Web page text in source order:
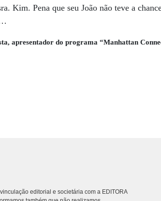
Kim. Pena que seu João não teve a
apresentador do programa “Manhattan
editorial e societária com a EDITORA